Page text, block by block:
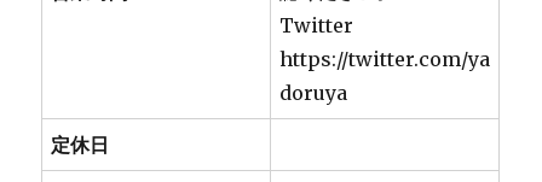
Twitter
https://twitter.com/ya
doruya
定休日